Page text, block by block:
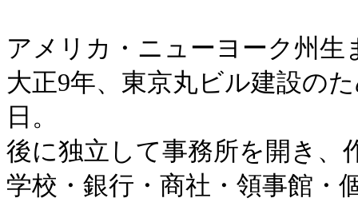
アメリカ・ニューヨーク州生
大正9年、東京丸ビル建設の
日。
後に独立して事務所を開き、
学校・銀行・商社・領事館・